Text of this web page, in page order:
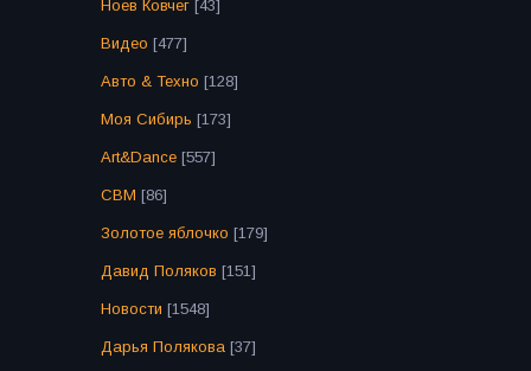
Ноев Ковчег [43]
Видео [477]
Авто & Техно [128]
Моя Сибирь [173]
Art&Dance [557]
СВМ [86]
Золотое яблочко [179]
Давид Поляков [151]
Новости [1548]
Дарья Полякова [37]